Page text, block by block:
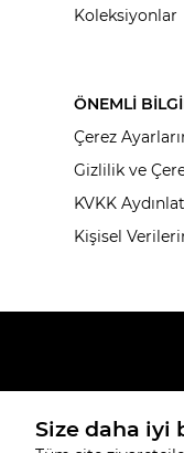
Koleksiyonlar
ÖNEMLİ
Çerez
Gizlilik ve
KVKK
Kişisel